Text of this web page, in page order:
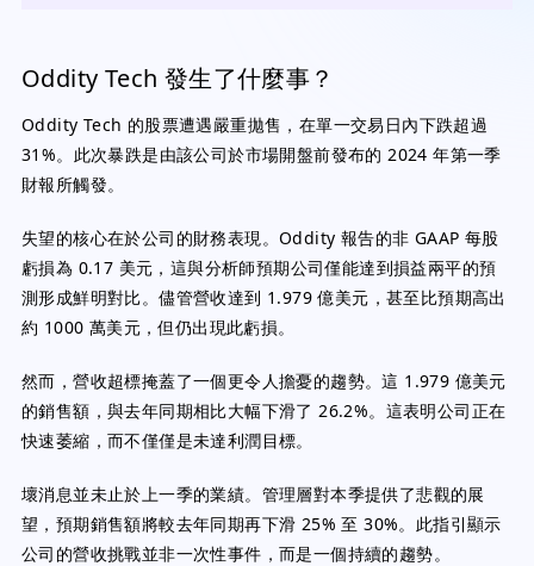
Oddity Tech 發生了什麼事？
Oddity Tech 的股票遭遇嚴重拋售，在單一交易日內下跌超過
31%。此次暴跌是由該公司於市場開盤前發布的 2024 年第一季
財報所觸發。
失望的核心在於公司的財務表現。Oddity 報告的非 GAAP 每股
虧損為 0.17 美元，這與分析師預期公司僅能達到損益兩平的預
測形成鮮明對比。儘管營收達到 1.979 億美元，甚至比預期高出
約 1000 萬美元，但仍出現此虧損。
然而，營收超標掩蓋了一個更令人擔憂的趨勢。這 1.979 億美元
的銷售額，與去年同期相比大幅下滑了 26.2%。這表明公司正在
快速萎縮，而不僅僅是未達利潤目標。
壞消息並未止於上一季的業績。管理層對本季提供了悲觀的展
望，預期銷售額將較去年同期再下滑 25% 至 30%。此指引顯示
公司的營收挑戰並非一次性事件，而是一個持續的趨勢。